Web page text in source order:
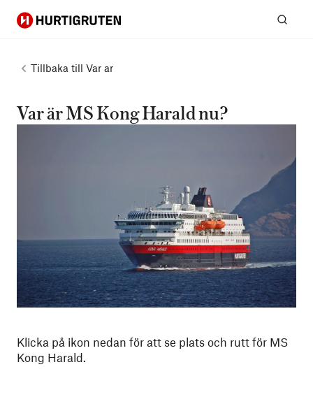
Hurtigruten
Tillbaka till Var ar
Var är MS Kong Harald nu?
Klicka på ikon nedan för att se plats och rutt för MS
Kong Harald.